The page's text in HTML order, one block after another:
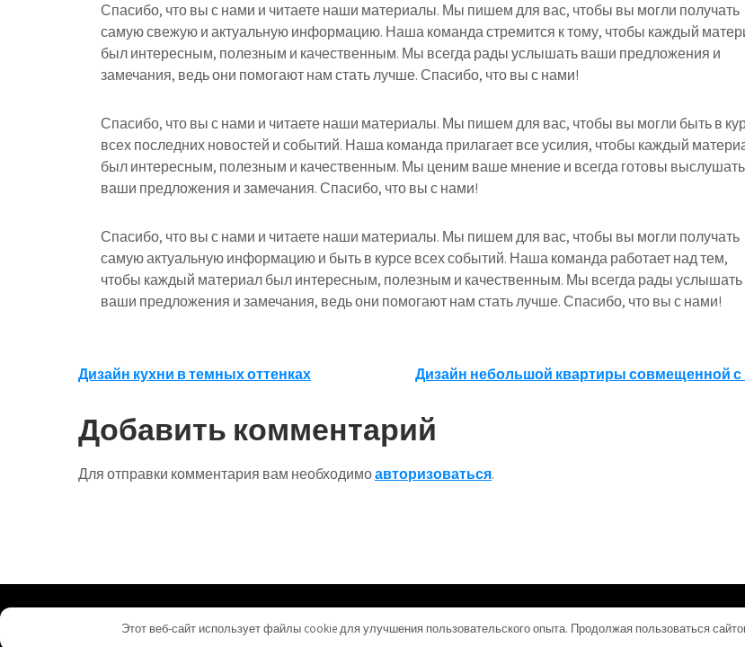
Спасибо, что вы с нами и читаете наши материалы. Мы пишем для вас, чтобы вы могли получать
самую свежую и актуальную информацию. Наша команда стремится к тому, чтобы каждый
был интересным, полезным и качественным. Мы всегда рады услышать ваши предложения и
замечания, ведь они помогают нам стать лучше. Спасибо, что вы с нами!
Спасибо, что вы с нами и читаете наши материалы. Мы пишем для вас, чтобы вы могли быть в
всех последних новостей и событий. Наша команда прилагает все усилия, чтобы каждый
был интересным, полезным и качественным. Мы ценим ваше мнение и всегда готовы выслушать
ваши предложения и замечания. Спасибо, что вы с нами!
Спасибо, что вы с нами и читаете наши материалы. Мы пишем для вас, чтобы вы могли получать
самую актуальную информацию и быть в курсе всех событий. Наша команда работает над тем,
чтобы каждый материал был интересным, полезным и качественным. Мы всегда рады услышать
ваши предложения и замечания, ведь они помогают нам стать лучше. Спасибо, что вы с нами!
Навигация
по
записям
Дизайн кухни в темных оттенках Дизайн небольшой квартиры совмещенной с
Добавить комментарий
Для отправки комментария вам необходимоавторизоваться.
Этот веб-сайт использует файлы cookie для улучшения пользовательского опыта. Продолжая пользоваться